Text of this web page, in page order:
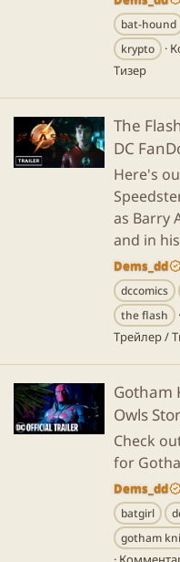
bat-hound
krypto
Тизер
The
DC
Here's
as Barry
and in
Dems_dd
dccomics
the flash
Трейлер /
Gotham
Owls
Check
for
Dems_dd
batgirl
gotham